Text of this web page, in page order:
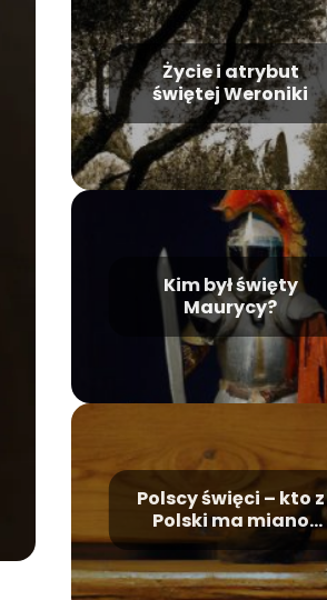
Życie i atrybut
świętej Weroniki
Kim był święty
Maurycy?
Polscy święci – kto z
Polski ma miano
świętego?